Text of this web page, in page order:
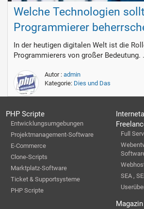
Welche Technologien
Programmierer
In der heutigen digitalen Welt ist die
Programmierers von großer Bedeutung.
Autor : admin
Kategorie: Dies und Das
PHP Scripte
Entwicklungsumgebungen
Projektmanagement-Software
E-Commerce
Clone-Scripts
Marktplatz-Software
Ticket & Supportsysteme
PHP Scripte
Full
SEA ,